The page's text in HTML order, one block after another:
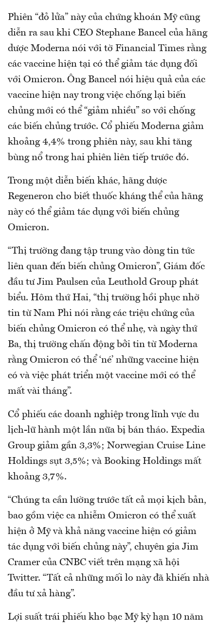
Phiên “đỏ lửa” này của chứng khoán Mỹ cũng
diễn ra sau khi CEO Stephane Bancel của hãng
dược Moderna nói với tờ Financial Times rằng
các vaccine hiện tại có thể giảm tác dụng đối
với Omicron. Ông Bancel nói hiệu quả của các
vaccine hiện nay trong việc chống lại biến
chủng mới có thể “giảm nhiều” so với chống
các biến chủng trước. Cổ phiếu Moderna giảm
khoảng 4,4% trong phiên này, sau khi tăng
bùng nổ trong hai phiên liên tiếp trước đó.
Trong một diễn biến khác, hãng dược
Regeneron cho biết thuốc kháng thể của hãng
này có thể giảm tác dụng với biến chủng
Omicron.
“Thị trường đang tập trung vào dòng tin tức
liên quan đến biến chủng Omicron”, Giám đốc
đầu tư Jim Paulsen của Leuthold Group phát
biểu. Hôm thứ Hai, “thị trường hồi phục nhờ
tin từ Nam Phi nói rằng các triệu chứng của
biến chủng Omicron có thể nhẹ, và ngày thứ
Ba, thị trường chấn động bởi tin từ Moderna
rằng Omicron có thể ‘né’ những vaccine hiện
có và việc phát triển một vaccine mới có thể
mất vài tháng”.
Cổ phiếu các doanh nghiệp trong lĩnh vực du
lịch-lữ hành một lần nữa bị bán tháo. Expedia
Group giảm gần 3,3%; Norwegian Cruise Line
Holdings sụt 3,5%; và Booking Holdings mất
khoảng 3,7%.
“Chúng ta cần lường trước tất cả mọi kịch bản,
bao gồm việc ca nhiễm Omicron có thể xuất
hiện ở Mỹ và khả năng vaccine hiện có giảm
tác dụng với biến chủng này”, chuyên gia Jim
Cramer của CNBC viết trên mạng xã hội
Twitter. “Tất cả những mối lo này đã khiến nhà
đầu tư xả hàng”.
Lợi suất trái phiếu kho bạc Mỹ kỳ hạn 10 năm